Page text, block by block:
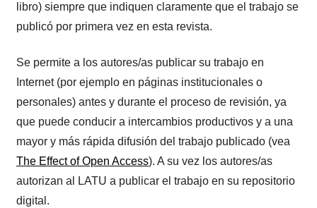
libro) siempre que indiquen claramente que el trabajo se
publicó por primera vez en esta revista.
Se permite a los autores/as publicar su trabajo en
Internet (por ejemplo en páginas institucionales o
personales) antes y durante el proceso de revisión, ya
que puede conducir a intercambios productivos y a una
mayor y más rápida difusión del trabajo publicado (vea
The Effect of Open Access). A su vez los autores/as
autorizan al LATU a publicar el trabajo en su repositorio
digital.